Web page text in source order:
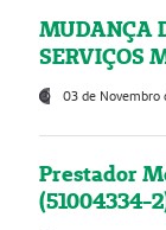
MUDANÇA
SERVIÇOS
03 de Novembro
Prestador
(51004334-